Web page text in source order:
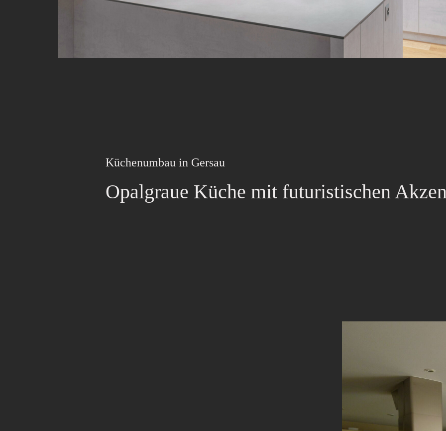
Küchenumbau in Gersau
Opalgraue Küche mit futuristischen